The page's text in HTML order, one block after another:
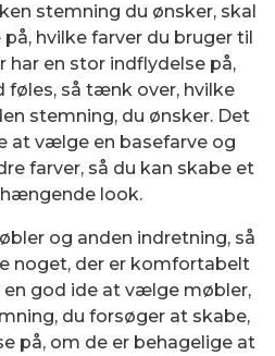
stemning du ønsker, skal
hvilke farver du bruger til
har en stor indflydelse på,
føles, så tænk over, hvilke
stemning, du ønsker. Det
at vælge en basefarve og
farver, så du kan skabe et
look.
og anden indretning, så
noget, der er komfortabelt
god ide at vælge møbler,
du forsøger at skabe,
på, om de er behagelige at